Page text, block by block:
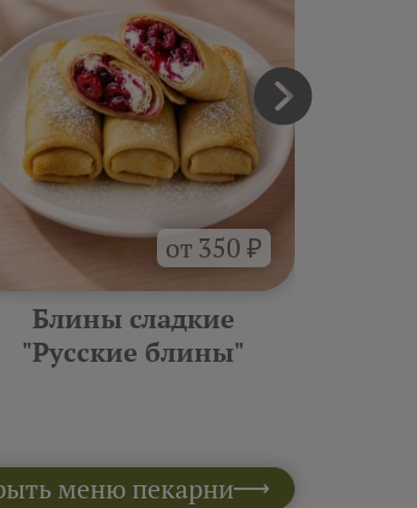
от 350 ₽
Блины сладкие
"Русские блины"
меню пекарни